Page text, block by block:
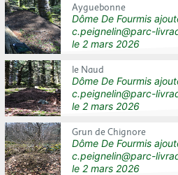
Ayguebonne
Dôme De Fourmis
c.peignelin@parc-
le 2 mars 2026
le Naud
Dôme De Fourmis
c.peignelin@parc-
le 2 mars 2026
Grun de Chignore
Dôme De Fourmis
c.peignelin@parc-
le 2 mars 2026